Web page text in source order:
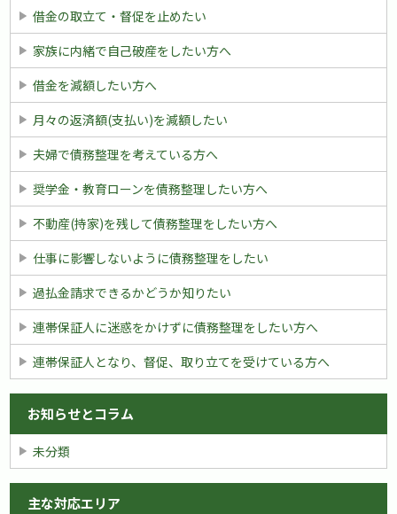
借金の取立て・督促を止めたい
家族に内緒で自己破産をしたい方へ
借金を減額したい方へ
月々の返済額(支払い)を減額したい
夫婦で債務整理を考えている方へ
奨学金・教育ローンを債務整理したい方へ
不動産(持家)を残して債務整理をしたい方へ
仕事に影響しないように債務整理をしたい
過払金請求できるかどうか知りたい
連帯保証人に迷惑をかけずに債務整理をしたい方へ
連帯保証人となり、督促、取り立てを受けている方へ
お知らせとコラム
未分類
主な対応エリア